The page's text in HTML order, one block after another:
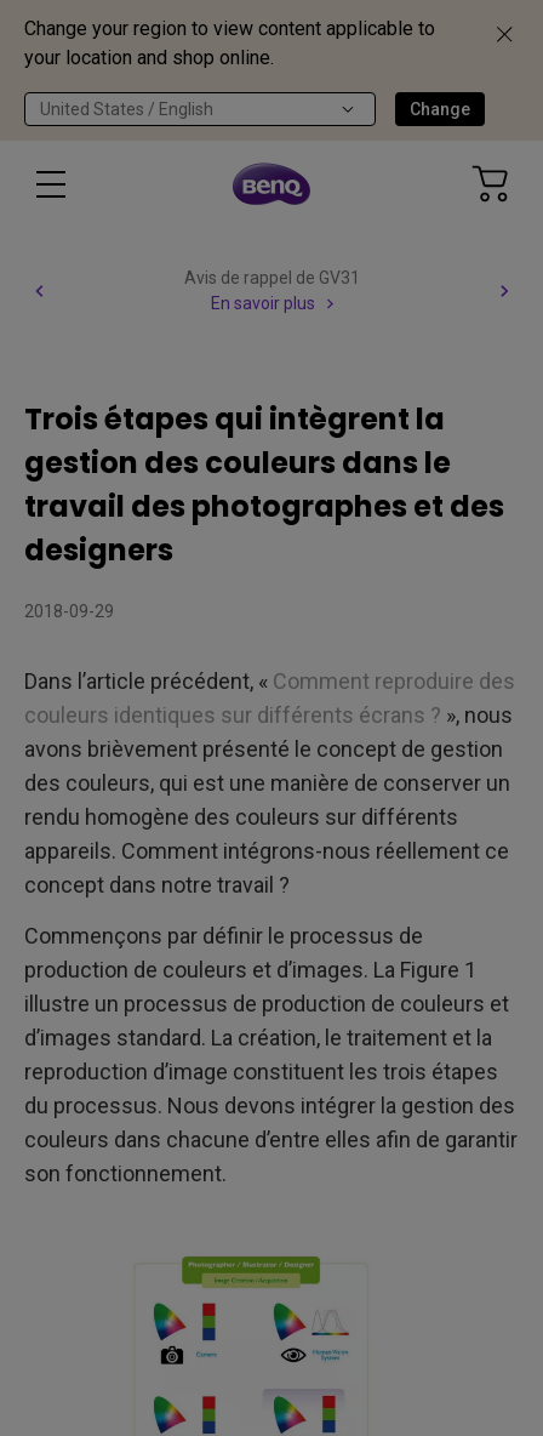
Change your region to view content applicable to
your location and shop online.
United States / English Change
Avis de rappel de GV31
En savoir plus
Trois étapes qui intègrent la
gestion des couleurs dans le
travail des photographes et des
designers
2018-09-29
Dans l’article précédent, « Comment reproduire des
couleurs identiques sur différents écrans ? », nous
avons brièvement présenté le concept de gestion
des couleurs, qui est une manière de conserver un
rendu homogène des couleurs sur différents
appareils. Comment intégrons-nous réellement ce
concept dans notre travail ?
Commençons par définir le processus de
production de couleurs et d’images. La Figure 1
illustre un processus de production de couleurs et
d’images standard. La création, le traitement et la
reproduction d’image constituent les trois étapes
du processus. Nous devons intégrer la gestion des
couleurs dans chacune d’entre elles afin de garantir
son fonctionnement.